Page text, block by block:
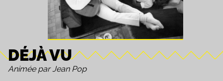
DÉJÀ VU
Animée par Jean Pop